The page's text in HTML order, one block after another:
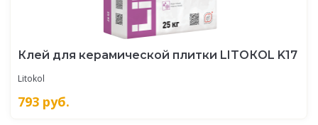
Клей для керамической плитки LITOКOL K17
Litokol
793 руб.